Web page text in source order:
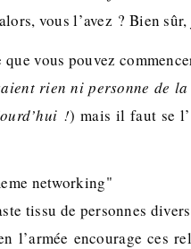
vous l’avez ? Bien sûr,
vous pouvez
rien ni personne de
!) mais il faut se
tissu de personnes
l’armée encourage ces